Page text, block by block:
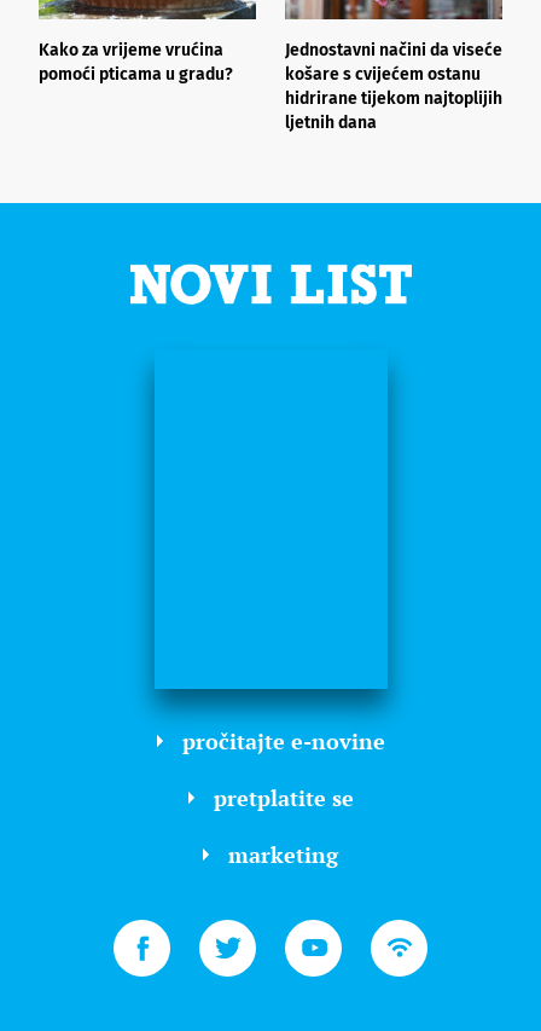
Kako za vrijeme vrućina
pomoći pticama u gradu?
Jednostavni načini da viseće
košare s cvijećem ostanu
hidrirane tijekom najtoplijih
ljetnih dana
pročitajte e-novine
pretplatite se
marketing